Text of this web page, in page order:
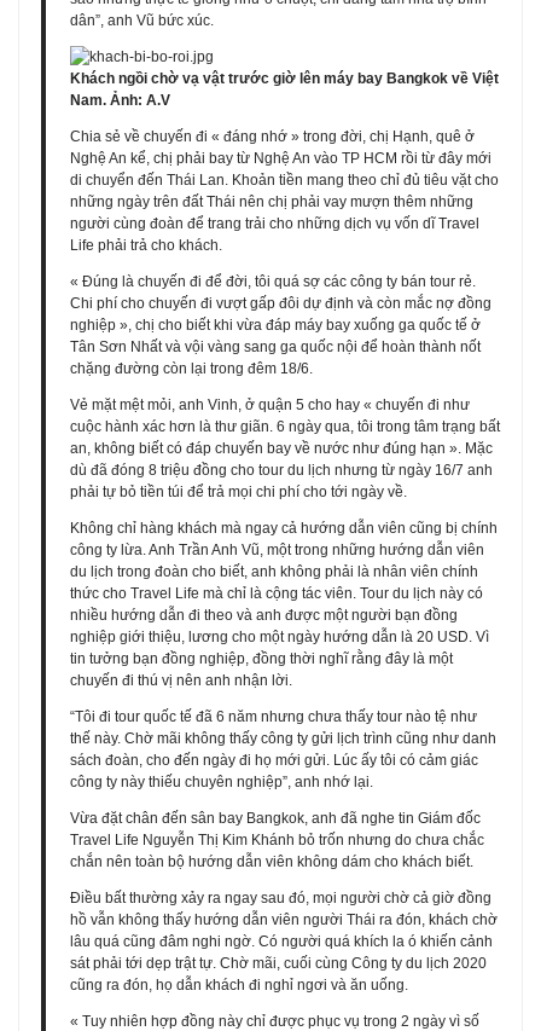
dân”, anh Vũ bức xúc.
Khách ngồi chờ vạ vật trước giờ lên máy bay Bangkok về Việt
Nam. Ảnh: A.V
Chia sẻ về chuyến đi « đáng nhớ » trong đời, chị Hạnh, quê ở
Nghệ An kể, chị phải bay từ Nghệ An vào TP HCM rồi từ đây mới
di chuyển đến Thái Lan. Khoản tiền mang theo chỉ đủ tiêu vặt cho
những ngày trên đất Thái nên chị phải vay mượn thêm những
người cùng đoàn để trang trải cho những dịch vụ vốn dĩ Travel
Life phải trả cho khách.
« Đúng là chuyến đi để đời, tôi quá sợ các công ty bán tour rẻ.
Chi phí cho chuyến đi vượt gấp đôi dự định và còn mắc nợ đồng
nghiệp », chị cho biết khi vừa đáp máy bay xuống ga quốc tế ở
Tân Sơn Nhất và vội vàng sang ga quốc nội để hoàn thành nốt
chặng đường còn lại trong đêm 18/6.
Vẻ mặt mệt mỏi, anh Vinh, ở quận 5 cho hay « chuyến đi như
cuộc hành xác hơn là thư giãn. 6 ngày qua, tôi trong tâm trạng bất
an, không biết có đáp chuyến bay về nước như đúng hạn ». Mặc
dù đã đóng 8 triệu đồng cho tour du lịch nhưng từ ngày 16/7 anh
phải tự bỏ tiền túi để trả mọi chi phí cho tới ngày về.
Không chỉ hàng khách mà ngay cả hướng dẫn viên cũng bị chính
công ty lừa. Anh Trần Anh Vũ, một trong những hướng dẫn viên
du lịch trong đoàn cho biết, anh không phải là nhân viên chính
thức cho Travel Life mà chỉ là cộng tác viên. Tour du lịch này có
nhiều hướng dẫn đi theo và anh được một người bạn đồng
nghiệp giới thiệu, lương cho một ngày hướng dẫn là 20 USD. Vì
tin tưởng bạn đồng nghiệp, đồng thời nghĩ rằng đây là một
chuyến đi thú vị nên anh nhận lời.
“Tôi đi tour quốc tế đã 6 năm nhưng chưa thấy tour nào tệ như
thế này. Chờ mãi không thấy công ty gửi lịch trình cũng như danh
sách đoàn, cho đến ngày đi họ mới gửi. Lúc ấy tôi có cảm giác
công ty này thiếu chuyên nghiệp”, anh nhớ lại.
Vừa đặt chân đến sân bay Bangkok, anh đã nghe tin Giám đốc
Travel Life Nguyễn Thị Kim Khánh bỏ trốn nhưng do chưa chắc
chắn nên toàn bộ hướng dẫn viên không dám cho khách biết.
Điều bất thường xảy ra ngay sau đó, mọi người chờ cả giờ đồng
hồ vẫn không thấy hướng dẫn viên người Thái ra đón, khách chờ
lâu quá cũng đâm nghi ngờ. Có người quá khích la ó khiến cảnh
sát phải tới dẹp trật tự. Chờ mãi, cuối cùng Công ty du lịch 2020
cũng ra đón, họ dẫn khách đi nghỉ ngơi và ăn uống.
« Tuy nhiên hợp đồng này chỉ được phục vụ trong 2 ngày vì số